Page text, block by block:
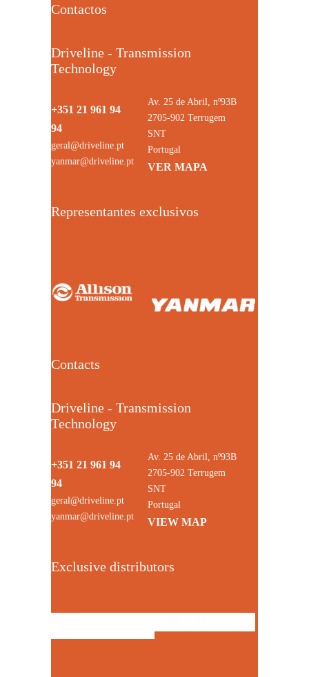
Contactos
Driveline - Transmission
Technology
+351 21 961 94
94
geral@driveline.pt
yanmar@driveline.pt
Av. 25 de Abril, nº93B
2705-902 Terrugem
SNT
Portugal
VER MAPA
Representantes exclusivos
Contacts
Driveline - Transmission
Technology
+351 21 961 94
94
geral@driveline.pt
yanmar@driveline.pt
Av. 25 de Abril, nº93B
2705-902 Terrugem
SNT
Portugal
VIEW MAP
Exclusive distributors